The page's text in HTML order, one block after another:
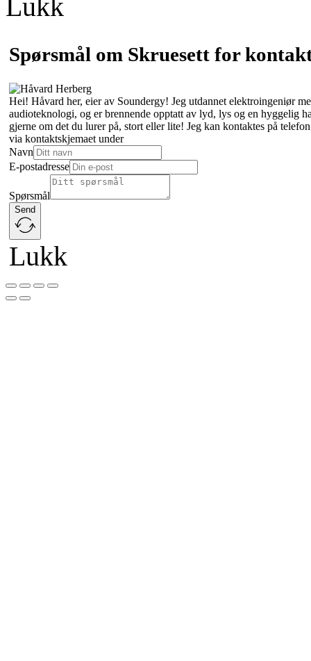
Lukk
Spørsmål om Skruesett for
Hei! Håvard her, eier av Soundergy! Jeg utdannet elektroingeniør
audioteknologi, og er brennende opptatt av lyd, lys og en hyggelig
gjerne om det du lurer på, stort eller lite! Jeg kan kontaktes på
via kontaktskjemaet under
Navn
E-postadresse
Spørsmål
Send
Lukk